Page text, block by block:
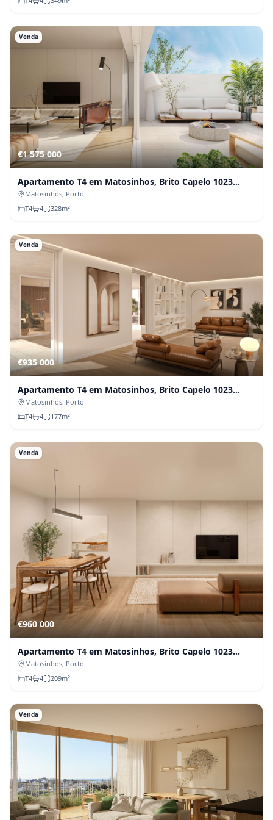
Venda
€1 575 000
Apartamento T4 em Matosinhos, Brito Capelo 1023
(Fração B)
Matosinhos, Porto
T4 4 328m²
Venda
€935 000
Apartamento T4 em Matosinhos, Brito Capelo 1023
(Fração O)
Matosinhos, Porto
T4 4 177m²
Venda
€960 000
Apartamento T4 em Matosinhos, Brito Capelo 1023
(Fração E)
Matosinhos, Porto
T4 4 209m²
Venda